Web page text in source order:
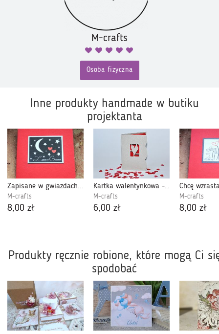
M-crafts
Osoba fizyczna
Inne produkty handmade w butiku
projektanta
Zapisane w gwiazdach...
M-crafts
8,00 zł
Kartka walentynkowa -1-
M-crafts
6,00 zł
M-crafts
8,00 zł
Produkty ręcznie robione, które mogą Ci
spodobać